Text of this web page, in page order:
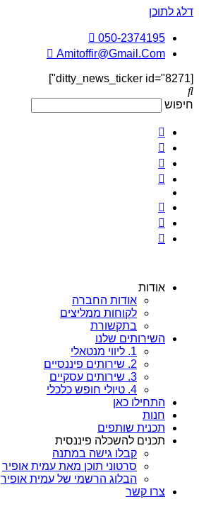
דלג לתוכן
050-2374195
Amitoffir@Gmail.Com
[ditty_news_ticker id="8271"]
חיפוש
אודות
אודות החברה
לקוחות ממליצים
בתקשורת
השירותים שלנו
1. ליווי מנטאלי
2. שירותים פיננסיים
3. שירותים עסקיים
4. טיולי חופש כלכלי
התחילו כאן
חנות
תכנית שותפים
תכנים להשכלה פיננסית
קבלו גישה במתנה
סרטוני תוכן מאת עמית אופיר
הבלוג הרשמי של עמית אופיר
צרו קשר